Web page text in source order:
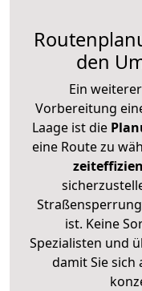
den
Ein
Vorbereitung
Laage ist die
eine Route zu
ist. Keine
Spezialisten und
damit Sie sich